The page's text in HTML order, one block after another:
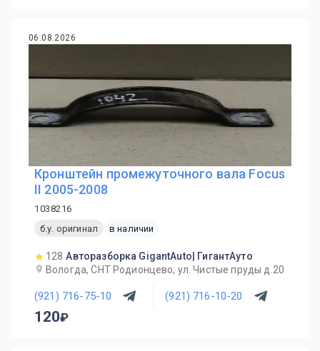
06.08.2026
Кронштейн промежуточного вала Focus
II 2005-2008
1038216
б.у. оригинал
в наличии
128 Авторазборка GigantAuto| ГигантАуто
Вологда, СНТ Родионцево, ул. Чистые пруды д.20
(921) 716-75-10 (921) 716-10-20
120